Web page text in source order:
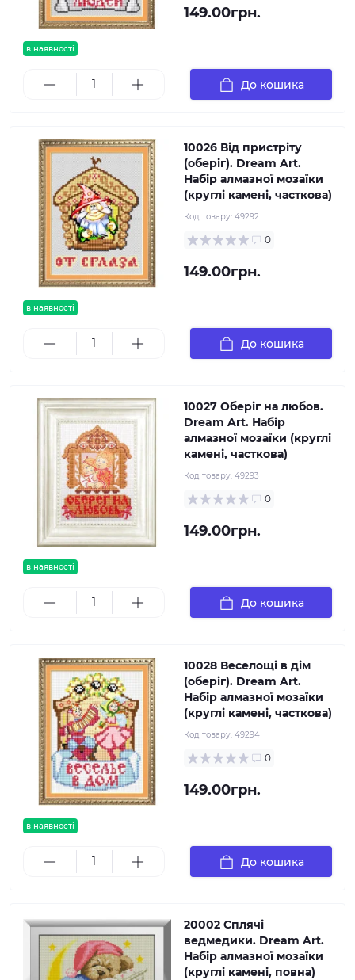
в наявності
149.00грн.
До кошика
в наявності
10026 Від пристріту
(оберіг). Dream Art.
Набір алмазної мозаїки
(круглі камені, часткова)
Код товару: 49292
0
149.00грн.
До кошика
в наявності
10027 Оберіг на любов.
Dream Art. Набір
алмазної мозаїки (круглі
камені, часткова)
Код товару: 49293
0
149.00грн.
До кошика
в наявності
10028 Веселощі в дім
(оберіг). Dream Art.
Набір алмазної мозаїки
(круглі камені, часткова)
Код товару: 49294
0
149.00грн.
До кошика
20002 Сплячі
ведмедики. Dream Art.
Набір алмазної мозаїки
(круглі камені, повна)